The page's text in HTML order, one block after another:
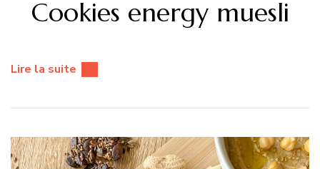
Cookies energy muesli
Lire la suite